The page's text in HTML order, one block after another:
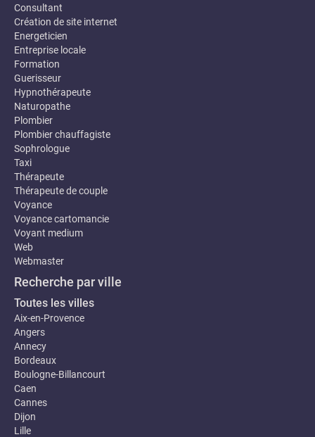
Consultant
Création de site internet
Energeticien
Entreprise locale
Formation
Guerisseur
Hypnothérapeute
Naturopathe
Plombier
Plombier chauffagiste
Sophrologue
Taxi
Thérapeute
Thérapeute de couple
Voyance
Voyance cartomancie
Voyant medium
Web
Webmaster
Recherche par ville
Toutes les villes
Aix-en-Provence
Angers
Annecy
Bordeaux
Boulogne-Billancourt
Caen
Cannes
Dijon
Lille